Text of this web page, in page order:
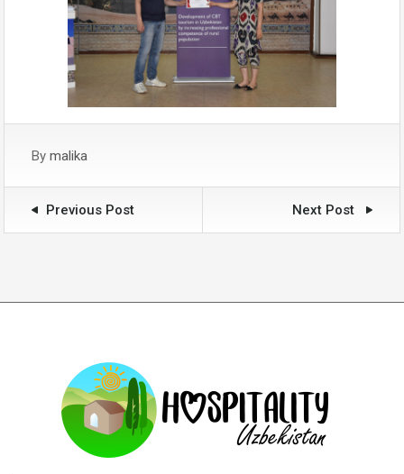
By malika
Previous Post Next Post